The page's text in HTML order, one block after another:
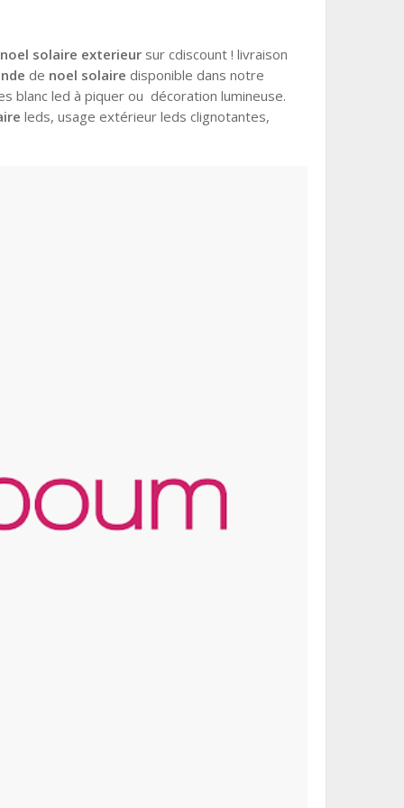
noel solaire exterieur sur cdiscount ! livraison
de noel solaire disponible dans notre
blanc led à piquer ou décoration lumineuse.
leds, usage extérieur leds clignotantes,